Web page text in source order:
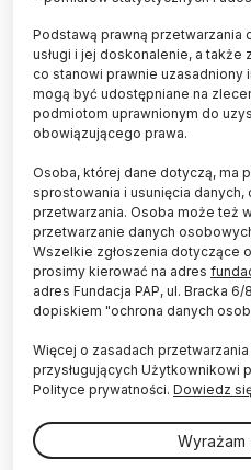
U każdej osoby, która w
wietrzną, może się
choroba mogąca m.in.
– przypominają eksperci
zakaźnych. U osób po
zachorowania wynosi
W środę podczas
Szczepień się nie
Warszawie, specjaliści
polski rynek weszła
Podstawą prawną przetwarzania
usługi i jej doskonalenie, a
co stanowi prawnie uzasadniony
mogą być udostępniane na
podmiotom uprawnionym do
obowiązującego prawa.
Osoba, której dane dotyczą, ma
sprostowania i usunięcia danych,
przetwarzania. Osoba może też
przetwarzanie danych
Wszelkie zgłoszenia dotyczące
prosimy kierować na adres
adres Fundacja PAP, ul. Bracka
dopiskiem "ochrona danych
Więcej o zasadach
przysługujących Użytkownikowi
Polityce prywatności. Dowiedz
Wyrażam